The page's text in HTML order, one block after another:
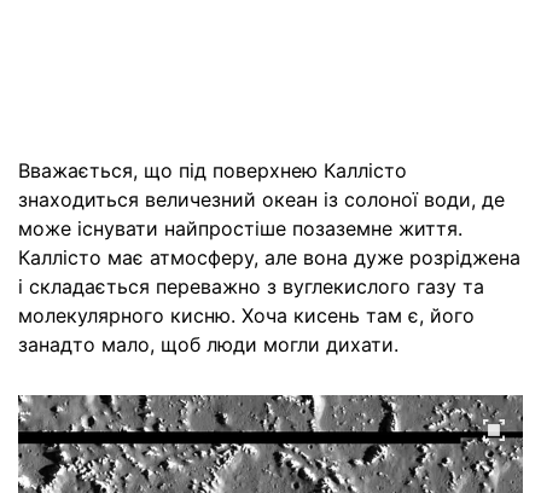
Вважається, що під поверхнею Каллісто
знаходиться величезний океан із солоної води, де
може існувати найпростіше позаземне життя.
Каллісто має атмосферу, але вона дуже розріджена
і складається переважно з вуглекислого газу та
молекулярного кисню. Хоча кисень там є, його
занадто мало, щоб люди могли дихати.